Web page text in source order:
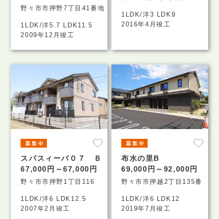
野々市市押野7丁目41番地
1LDK/洋5.7 LDK11.5
2009年12月竣工
1LDK/洋3 LDK9
2016年4月竣工
スパスィーバ０７ Ｂ
67,000円～67,000円
野々市市押野1丁目116
1LDK/洋6 LDK12.5
2007年2月竣工
布水の里B
69,000円～92,000円
野々市市押越2丁目135番
1LDK/洋6 LDK12
2019年7月竣工